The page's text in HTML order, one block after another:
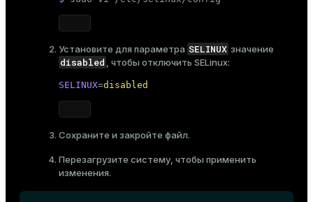
Установите для параметра SELINUX значение
disabled , чтобы отключить SELinux:
SELINUX=disabled
Сохраните и закройте файл.
Перезагрузите систему, чтобы применить
изменения.